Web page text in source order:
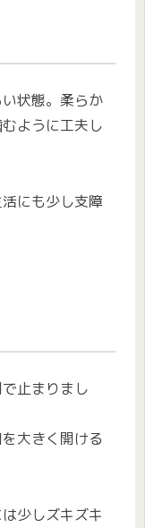
状態。柔らか
ように工夫し
にも少し支障
止まりまし
大きく開ける
少しズキズキ